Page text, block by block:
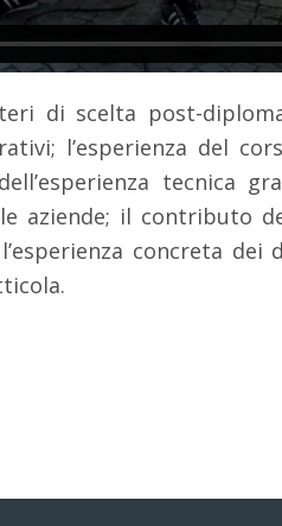
di scelta post-
l’esperienza del
tecnica
aziende; il contributo
concreta